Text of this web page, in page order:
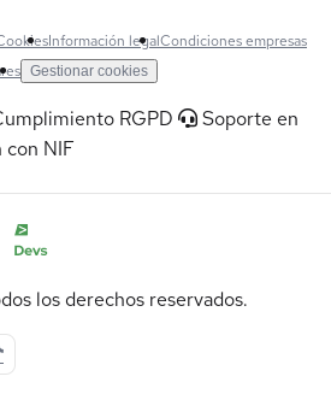
Información legalCondiciones empresas
Gestionar cookies
RGPD
Soporte en
con NIF
los derechos reservados.